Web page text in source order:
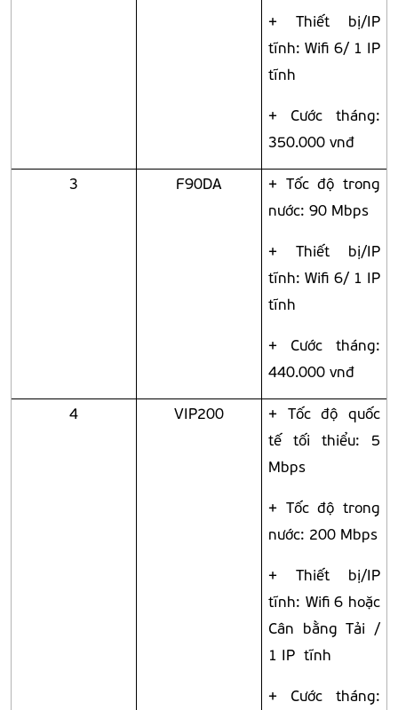
+ Thiết bị/IP
tĩnh: Wifi 6/ 1 IP
tĩnh
+ Cước tháng:
350.000 vnđ
3 F90DA
+ Tốc độ trong
nước: 90 Mbps
+ Thiết bị/IP
tĩnh: Wifi 6/ 1 IP
tĩnh
+ Cước tháng:
440.000 vnđ
4 VIP200
+ Tốc độ quốc
tế tối thiểu: 5
Mbps
+ Tốc độ trong
nước: 200 Mbps
+ Thiết bị/IP
tĩnh: Wifi 6 hoặc
Cân bằng Tải /
1 IP tĩnh
+ Cước tháng: